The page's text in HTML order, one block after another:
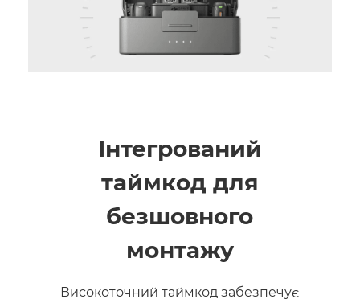
Інтегрований
таймкод для
безшовного
монтажу
Високоточний таймкод забезпечує